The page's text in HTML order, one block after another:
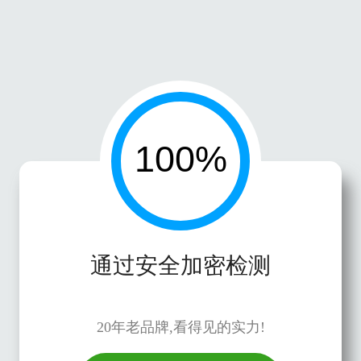
通过安全加密检测
20年老品牌,看得见的实力!